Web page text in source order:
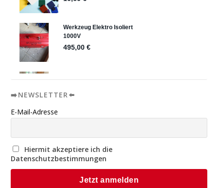
➡️NEWSLETTER⬅️
E-Mail-Adresse
Hiermit akzeptiere ich die
Datenschutzbestimmungen